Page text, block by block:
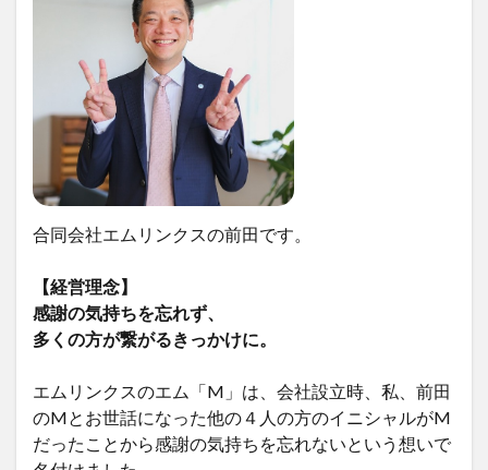
合同会社エムリンクスの前田です。
【経営理念】
感謝の気持ちを忘れず、
多くの方が繋がるきっかけに。
エムリンクスのエム「M」は、会社設立時、私、前田
のMとお世話になった他の４人の方のイニシャルがM
だったことから感謝の気持ちを忘れないという想いで